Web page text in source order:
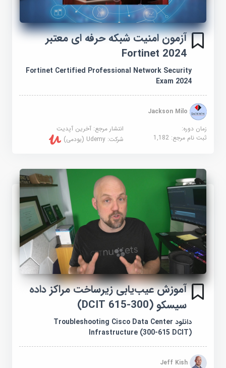
آزمون امنیت شبکه حرفه ای معتبر
Fortinet 2024
Fortinet Certified Professional Network Security
Exam 2024
Jackson Milo
زمان دوره:
انتشار مرجع:آخرین آپدیت
ثبت نام مرجع:1,182 شرکت:Udemy (یودمی)
آموزش عیب‌یابی زیرساخت مراکز داده
سیسکو (300-615 DCIT)
دانلود Troubleshooting Cisco Data Center
Infrastructure (300-615 DCIT)
Jeff Kish